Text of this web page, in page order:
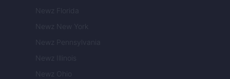
Newz Florida
Newz New York
Newz Pennsylvania
Newz Illinois
Newz Ohio